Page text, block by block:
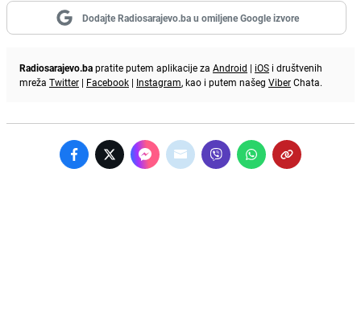
Dodajte Radiosarajevo.ba u omiljene Google izvore
Radiosarajevo.bapratite putem aplikacije za Android | iOS i društvenih
mreža Twitter | Facebook | Instagram, kao i putem našeg ViberChata.